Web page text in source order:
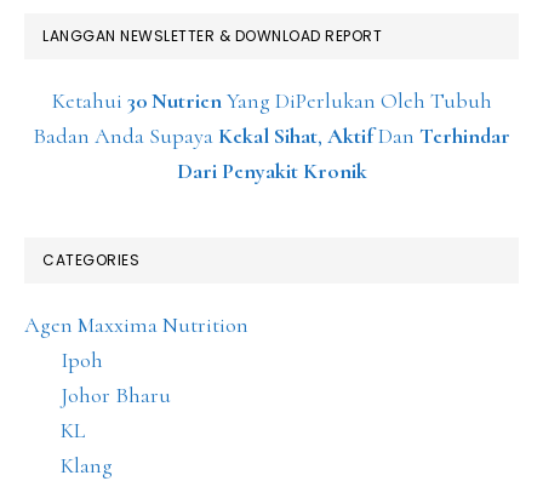
LANGGAN NEWSLETTER & DOWNLOAD REPORT
Ketahui 30 NutrienYang DiPerlukan Oleh Tubuh
Badan Anda Supaya Kekal Sihat, AktifDan Terhindar
Dari Penyakit Kronik
CATEGORIES
Agen Maxxima Nutrition
Ipoh
Johor Bharu
KL
Klang